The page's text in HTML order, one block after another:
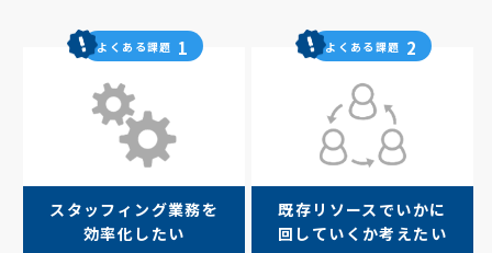
よくある課題 1
スタッフィング業務を
効率化したい
よくある課題 2
既存リソースでいかに
回していくか考えたい